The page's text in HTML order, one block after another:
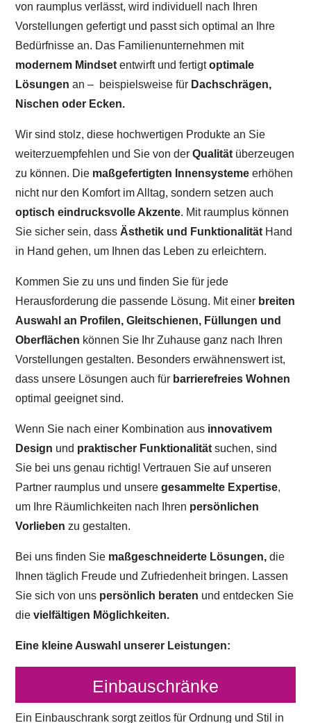
von raumplus verlässt, wird individuell nach Ihren
Vorstellungen gefertigt und passt sich optimal an Ihre
Bedürfnisse an. Das Familienunternehmen mit
modernem Mindset entwirft und fertigtoptimale
Lösungen an – beispielsweise für Dachschrägen,
Nischen oder Ecken.
Wir sind stolz, diese hochwertigen Produkte an Sie
weiterzuempfehlen und Sie von derQualität überzeugen
zu können. Die maßgefertigten Innensystemeerhöhen
nicht nur den Komfort im Alltag, sondern setzen auch
optisch eindrucksvolle Akzente. Mit raumplus können
Sie sicher sein, dass Ästhetik und Funktionalität Hand
in Hand gehen, um Ihnen das Leben zu erleichtern.
Kommen Sie zu uns und finden Sie für jede
Herausforderung die passende Lösung. Mit einer breiten
Auswahl an Profilen, Gleitschienen, Füllungen und
Oberflächen können Sie Ihr Zuhause ganz nach Ihren
Vorstellungen gestalten. Besonders erwähnenswert ist,
dass unsere Lösungen auch für barrierefreies Wohnen
optimal geeignet sind.
Wenn Sie nach einer Kombination aus innovativem
Design und praktischer Funktionalitätsuchen, sind
Sie bei uns genau richtig! Vertrauen Sie auf unseren
Partner raumplus und unseregesammelte Expertise,
um Ihre Räumlichkeiten nach Ihren persönlichen
Vorliebenzu gestalten.
Bei uns finden Sie maßgeschneiderte Lösungen, die
Ihnen täglich Freude und Zufriedenheit bringen. Lassen
Sie sich von uns persönlich beraten und entdecken Sie
dievielfältigen Möglichkeiten.
Eine kleine Auswahl unserer Leistungen:
Einbauschränke
Ein Einbauschrank sorgt zeitlos für Ordnung und Stil in